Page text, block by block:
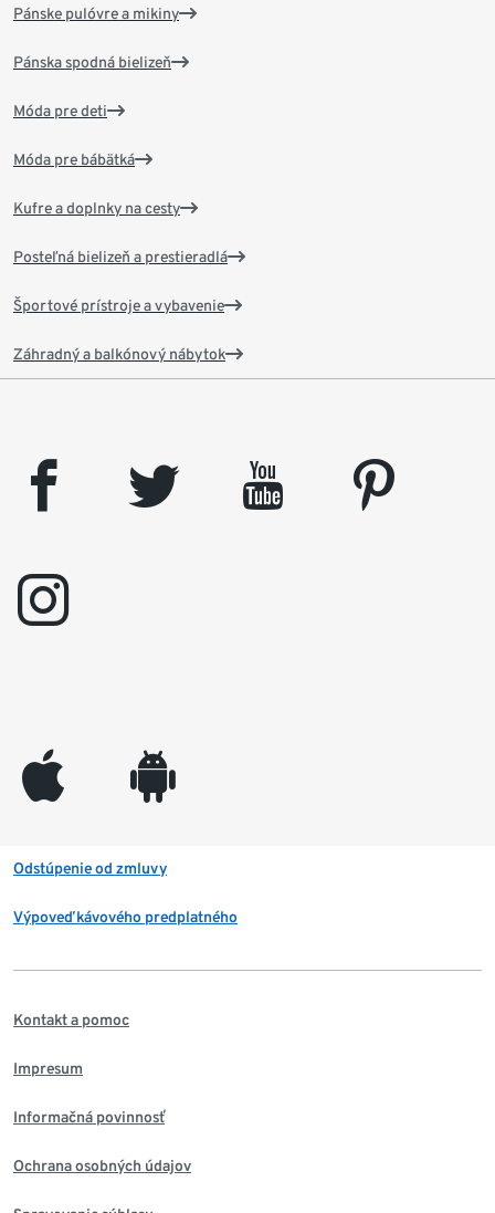
Pánske pulóvre a mikiny
Pánska spodná bielizeň
Móda pre deti
Móda pre bábätká
Kufre a doplnky na cesty
Posteľná bielizeň a prestieradlá
Športové prístroje a vybavenie
Záhradný a balkónový nábytok
facebook twitter youtube
pinterest
instagram
appleinc android
Odstúpenie od zmluvy
Výpoveď kávového predplatného
Kontakt a pomoc
Impresum
Informačná povinnosť
Ochrana osobných údajov